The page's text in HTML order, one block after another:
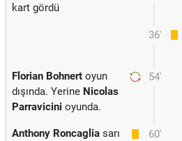
kart gördü
36'
54'
Florian Bohnert oyun
dışında. Yerine Nicolas
Parravicini oyunda.
60'
Anthony Roncaglia sarı